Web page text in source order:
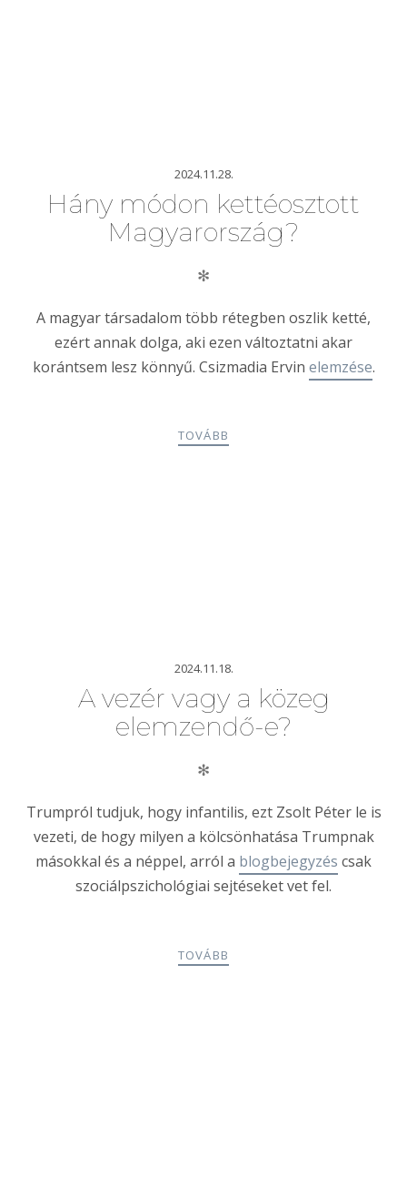
2024.11.28.
Hány módon kettéosztott
Magyarország?
✻
A magyar társadalom több rétegben oszlik ketté,
ezért annak dolga, aki ezen változtatni akar
korántsem lesz könnyű. Csizmadia Ervin elemzése.
TOVÁBB
2024.11.18.
A vezér vagy a közeg
elemzendő-e?
✻
Trumpról tudjuk, hogy infantilis, ezt Zsolt Péter le is
vezeti, de hogy milyen a kölcsönhatása Trumpnak
másokkal és a néppel, arról a blogbejegyzés csak
szociálpszichológiai sejtéseket vet fel.
TOVÁBB